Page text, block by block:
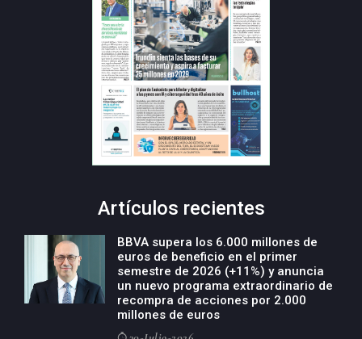
Artículos recientes
BBVA supera los 6.000 millones de
euros de beneficio en el primer
semestre de 2026 (+11%) y anuncia
un nuevo programa extraordinario de
recompra de acciones por 2.000
millones de euros